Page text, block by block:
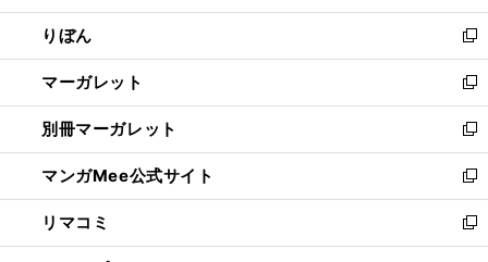
開
く
ウ
で
開
く
ン
ド
ウ
で
開
く
ウ
ィ
ン
ド
ウ
で
開
く
りぼん
新
し
い
ウ
ィ
ン
ド
ウ
で
開
マーガレット
新
し
い
ウ
ィ
ン
ド
ウ
別冊マーガレット
新
し
い
ウ
ィ
ン
マンガMee公式サイト
新
し
い
ウ
リマコミ
新
し